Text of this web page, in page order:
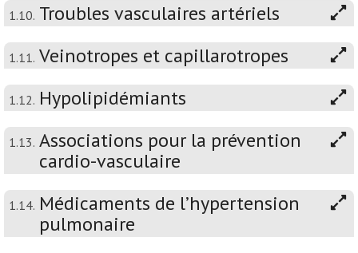
1.10. Troubles vasculaires artériels
1.11. Veinotropes et capillarotropes
1.12. Hypolipidémiants
1.13. Associations pour la prévention
cardio-vasculaire
1.14. Médicaments de l’hypertension
pulmonaire